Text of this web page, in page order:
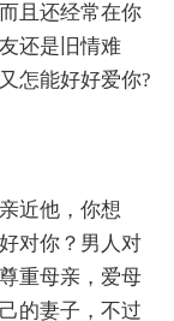
且还经常在你
还是旧情难
怎能好好爱你?
近他，你想
对你？男人对
重母亲，爱母
的妻子，不过